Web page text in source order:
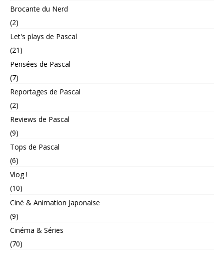
Brocante du Nerd
(2)
Let's plays de Pascal
(21)
Pensées de Pascal
(7)
Reportages de Pascal
(2)
Reviews de Pascal
(9)
Tops de Pascal
(6)
Vlog !
(10)
Ciné & Animation Japonaise
(9)
Cinéma & Séries
(70)